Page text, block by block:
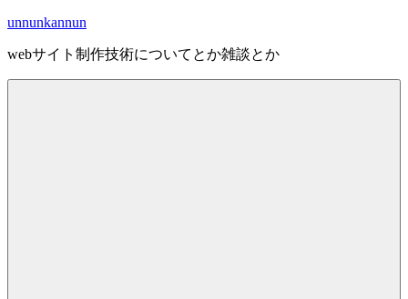
Skip
content
unnunkannun
webサイト制作技術についてとか雑談とか